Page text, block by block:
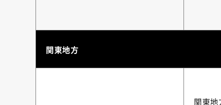
関東地方
関東